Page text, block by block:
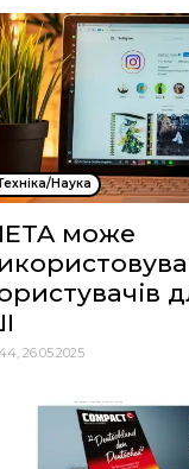
Наука
може
26.05.2025